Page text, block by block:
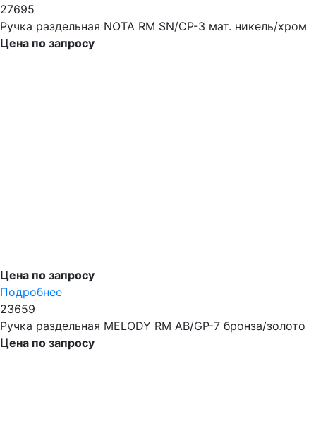
27695
Ручка раздельная NOTA RM SN/CP-3 мат. никель/хром
Цена по запросу
Цена по запросу
Подробнее
23659
Ручка раздельная MELODY RM AB/GP-7 бронза/золото
Цена по запросу